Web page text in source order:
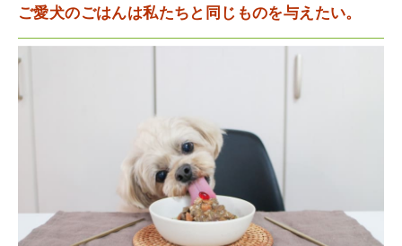
ご愛犬のごはんは私たちと同じものを与えたい。